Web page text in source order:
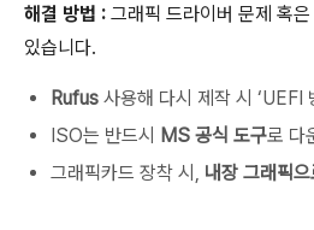
해결 방법 : 그래픽 드라이버 문제 혹
있습니다.
Rufus 사용해 다시 제작 시 ‘UEFI
ISO는 반드시 MS 공식 도구로 다
그래픽카드 장착 시, 내장 그래픽